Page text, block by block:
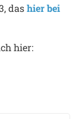
dashier bei
hier: